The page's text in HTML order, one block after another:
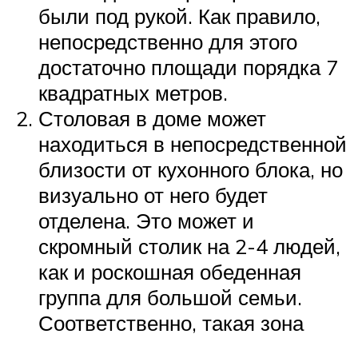
были под рукой. Как правило,
непосредственно для этого
достаточно площади порядка 7
квадратных метров.
Столовая в доме может
находиться в непосредственной
близости от кухонного блока, но
визуально от него будет
отделена. Это может и
скромный столик на 2-4 людей,
как и роскошная обеденная
группа для большой семьи.
Соответственно, такая зона